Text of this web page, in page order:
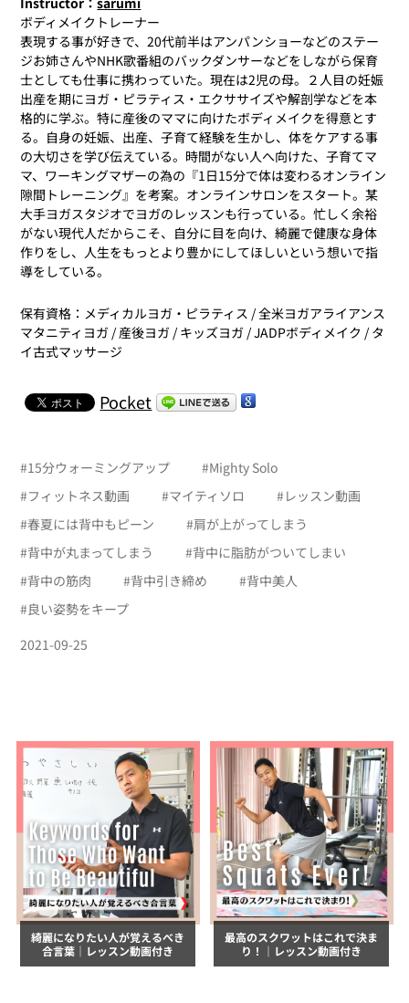
ボディメイクトレーナー
表現する事が好きで、20代前半はアンパンショーなどのステー
ジお姉さんやNHK歌番組のバックダンサーなどをしながら保育
士としても仕事に携わっていた。現在は2児の母。２人目の妊娠
出産を期にヨガ・ピラティス・エクササイズや解剖学などを本
格的に学ぶ。特に産後のママに向けたボディメイクを得意とす
る。自身の妊娠、出産、子育て経験を生かし、体をケアする事
の大切さを学び伝えている。時間がない人へ向けた、子育てマ
マ、ワーキングマザーの為の『1日15分で体は変わるオンライン
隙間トレーニング』を考案。オンラインサロンをスタート。某
大手ヨガスタジオでヨガのレッスンも行っている。忙しく余裕
がない現代人だからこそ、自分に目を向け、綺麗で健康な身体
作りをし、人生をもっとより豊かにしてほしいという想いで指
導をしている。
保有資格：メディカルヨガ・ピラティス / 全米ヨガアライアンス
マタニティヨガ / 産後ヨガ / キッズヨガ / JADPボディメイク / タ
イ古式マッサージ
Pocket
#15分ウォーミングアップ #Mighty Solo
#フィットネス動画 #マイティソロ #レッスン動画
#春夏には背中もピーン #肩が上がってしまう
#背中が丸まってしまう #背中に脂肪がついてしまい
#背中の筋肉 #背中引き締め #背中美人
#良い姿勢をキープ
2021-09-25
綺麗になりたい人が覚えるべき
合言葉｜レッスン動画付き
最高のスクワットはこれで決ま
り！｜レッスン動画付き